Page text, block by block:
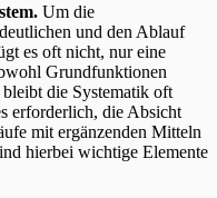
Um die
und den Ablauf
es oft nicht, nur eine
Grundfunktionen
die Systematik oft
erforderlich, die Absicht
mit ergänzenden Mitteln
hierbei wichtige Elemente